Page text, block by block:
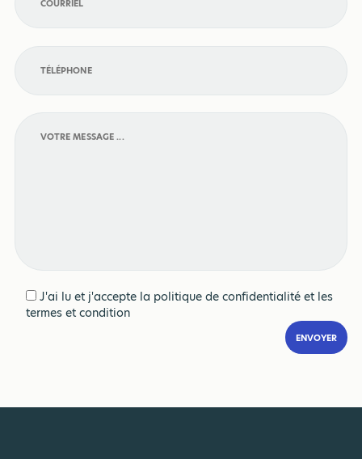
J'ai lu et j'accepte la politique de confidentialitéet les
termes et condition